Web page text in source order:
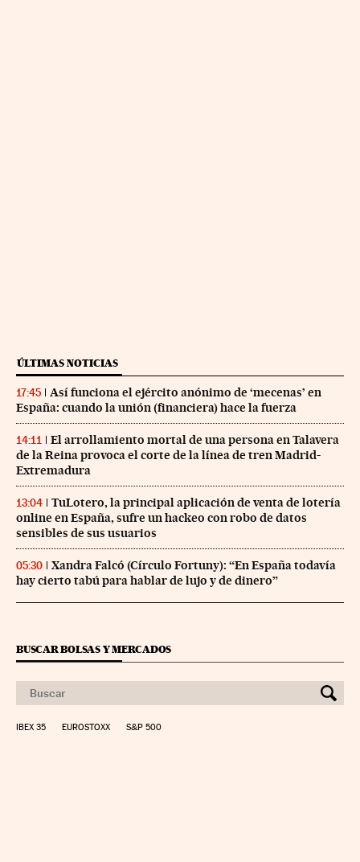
ÚLTIMAS NOTICIAS
17:45
Así funciona el ejército anónimo de ‘mecenas’ en
España: cuando la unión (financiera) hace la fuerza
14:11
El arrollamiento mortal de una persona en Talavera
de la Reina provoca el corte de la línea de tren Madrid-
Extremadura
13:04
TuLotero, la principal aplicación de venta de lotería
online en España, sufre un hackeo con robo de datos
sensibles de sus usuarios
05:30
Xandra Falcó (Círculo Fortuny): “En España todavía
hay cierto tabú para hablar de lujo y de dinero”
BUSCAR BOLSAS Y MERCADOS
IBEX 35 EUROSTOXX S&P 500